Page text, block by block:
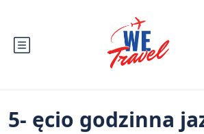
5- ęcio godzinna